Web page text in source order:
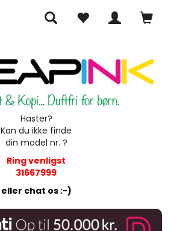
Haster?
Kan du ikke finde
din model nr. ?
Ring venligst
31667999
eller chat os :-)